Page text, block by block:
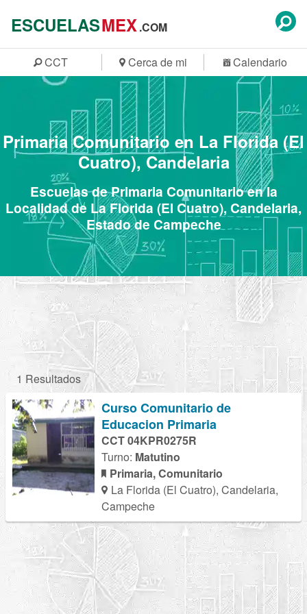
ESCUELASMEX.COM
CCT Cerca de mi Calendario
Primaria Comunitario en La Florida (El
Cuatro), Candelaria
Escuelas de Primaria Comunitario en la
Localidad de La Florida (El Cuatro), Candelaria,
Estado de Campeche
1 Resultados
Curso Comunitario de
Educacion Primaria
CCT 04KPR0275R
Turno: Matutino
Primaria, Comunitario
La Florida (El Cuatro), Candelaria,
Campeche